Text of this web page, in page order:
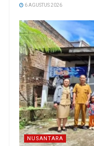
6 AGUSTUS 2026
NUSANTARA